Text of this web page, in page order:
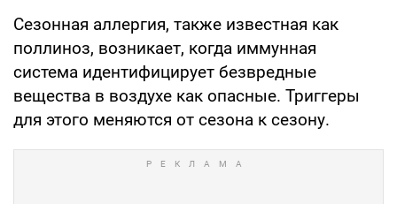
Сезонная аллергия, также известная как
поллиноз, возникает, когда иммунная
система идентифицирует безвредные
вещества в воздухе как опасные. Триггеры
для этого меняются от сезона к сезону.